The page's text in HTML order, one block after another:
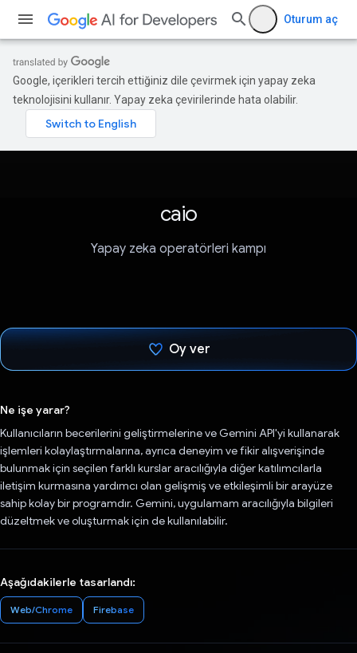
Oturum aç
Google, içerikleri tercih ettiğiniz dile çevirmek için yapay zeka
teknolojisini kullanır. Yapay zeka çevirilerinde hata olabilir.
caio
Yapay zeka operatörleri kampı
Oy ver
Ne işe yarar?
Kullanıcıların becerilerini geliştirmelerine ve Gemini API'yi kullanarak
işlemleri kolaylaştırmalarına, ayrıca deneyim ve fikir alışverişinde
bulunmak için seçilen farklı kurslar aracılığıyla diğer katılımcılarla
iletişim kurmasına yardımcı olan gelişmiş ve etkileşimli bir arayüze
sahip kolay bir programdır. Gemini, uygulamam aracılığıyla bilgileri
düzeltmek ve oluşturmak için de kullanılabilir.
Aşağıdakilerle tasarlandı:
Web/Chrome Firebase